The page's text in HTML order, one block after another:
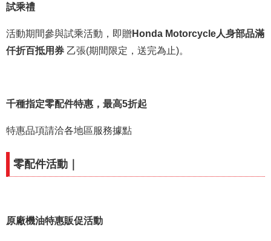
試乘禮
活動期間參與試乘活動，即贈Honda Motorcycle人身部品滿
仟折百抵用券 乙張(期間限定，送完為止)。
千種指定零配件特惠，最高5折起
特惠品項請洽各地區服務據點
零配件活動｜
原廠機油特惠販促活動